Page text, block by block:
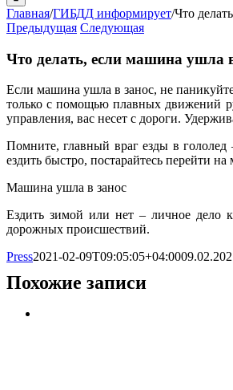
Главная/ГИБДД информирует/Что
Предыдущая Следующая
Что делать, если машина ушла
Если машина ушла в занос, не
только с помощью плавных движений
управления, вас несет с дороги.
Помните, главный враг езды в
ездить быстро, постарайтесь перейти
Машина ушла в занос
Ездить зимой или нет – личное дело
дорожных происшествий.
Press2021-02-09T09:05:05+04:00
Похожие записи